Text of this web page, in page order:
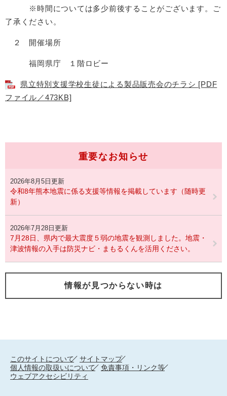
※時間については多少前後することがございます。ご
了承ください。
２ 開催場所
福岡県庁 １階ロビー
県立特別支援学校生徒による製品販売会のチラシ [PDF
ファイル／473KB]
重要なお知らせ
2026年8月5日更新
令和8年熊本地震に係る支援等情報を掲載しています（随時更
新）
2026年7月28日更新
7月28日、県内で最大震度５弱の地震を観測しました。地震・
津波情報の入手は防災ナビ・まもるくんを活用ください。
情報が見つからない時は
このサイトについて
サイトマップ
個人情報の取扱いについて
免責事項・リンク等
ウェブアクセシビリティ